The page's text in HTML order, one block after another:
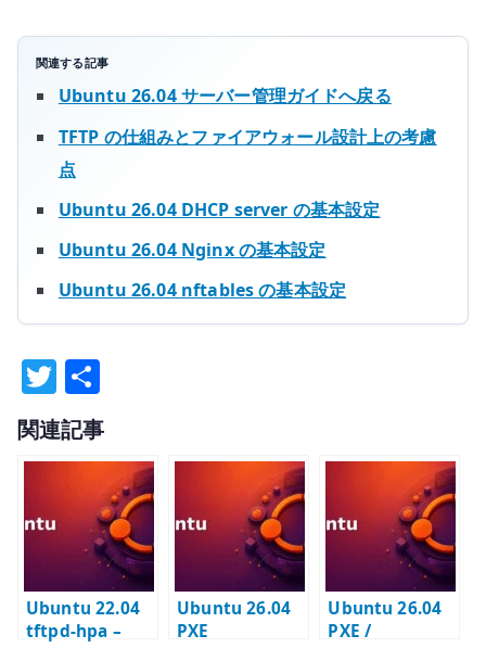
関連する記事
Ubuntu 26.04 サーバー管理ガイドへ戻る
TFTP の仕組みとファイアウォール設計上の考慮
点
Ubuntu 26.04 DHCP server の基本設定
Ubuntu 26.04 Nginx の基本設定
Ubuntu 26.04 nftables の基本設定
T
w
it
r
有
関連記事
Ubuntu 22.04
tftpd-hpa –
Ubuntu 26.04
PXE
Ubuntu 26.04
PXE /